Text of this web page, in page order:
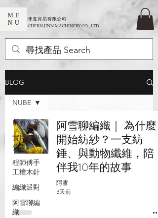
ME
NU
​陳進貿易有限公司
CHERN JINN MACHINERY CO., LTD.
BLOG
所有文章
實用教學
分享
程師傅手
工檀木針
編織派對
阿雪聊編
織
NUBE
阿雪聊編織｜ 為什麼
開始紡紗？一支紡
錘、與動物纖維，陪
伴我10年的故事
阿雪
3天前